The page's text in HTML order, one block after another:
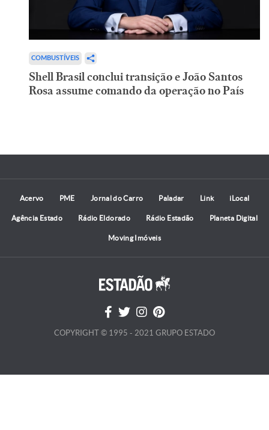
COMBUSTÍVEIS
Shell Brasil conclui transição e João Santos
Rosa assume comando da operação no País
Acervo PME Jornal do Carro Paladar Link iLocal
Agência Estado Rádio Eldorado Rádio Estadão Planeta Digital
Moving Imóveis
COPYRIGHT © 1995 - 2021 GRUPO ESTADO